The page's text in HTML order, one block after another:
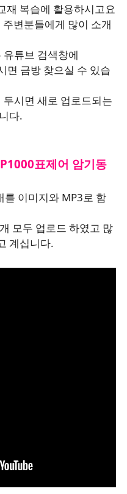
재 복습에 활용하시고요
변분들에게 많이 소개
튜브 검색창에
면 금방 찾으실 수 있습
시면 새로 업로드되는
다.
표제어 암기동
이미지와 MP3로 함
모두 업로드 하였고 많
계십니다.